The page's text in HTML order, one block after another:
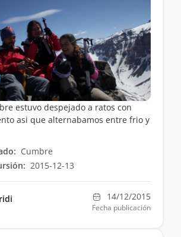
estuvo despejado a ratos con
asi que alternabamos entre frio y
Cumbre
2015-12-13
14/12/2015
Fecha publicación